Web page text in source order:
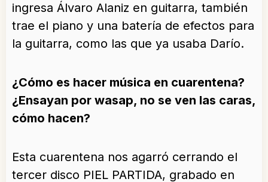
ingresa Álvaro Alaniz en guitarra, también
trae el piano y una batería de efectos para
la guitarra, como las que ya usaba Darío.
¿Cómo es hacer música en cuarentena?
¿Ensayan por wasap, no se ven las caras,
cómo hacen?
Esta cuarentena nos agarró cerrando el
tercer disco PIEL PARTIDA, grabado en